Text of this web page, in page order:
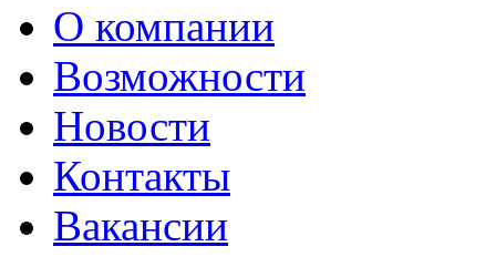
О компании
Возможности
Новости
Контакты
Вакансии